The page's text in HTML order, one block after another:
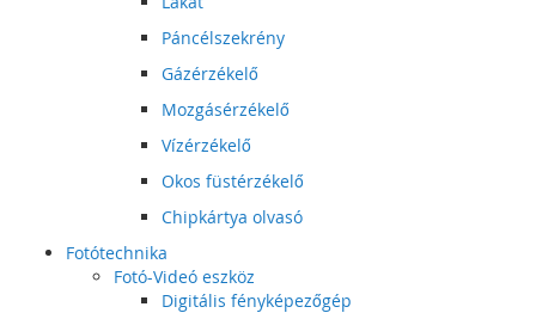
Páncélszekrény
Gázérzékelő
Mozgásérzékelő
Vízérzékelő
Okos füstérzékelő
Chipkártya olvasó
Fotótechnika
Fotó-Videó eszköz
Digitális fényképezőgép